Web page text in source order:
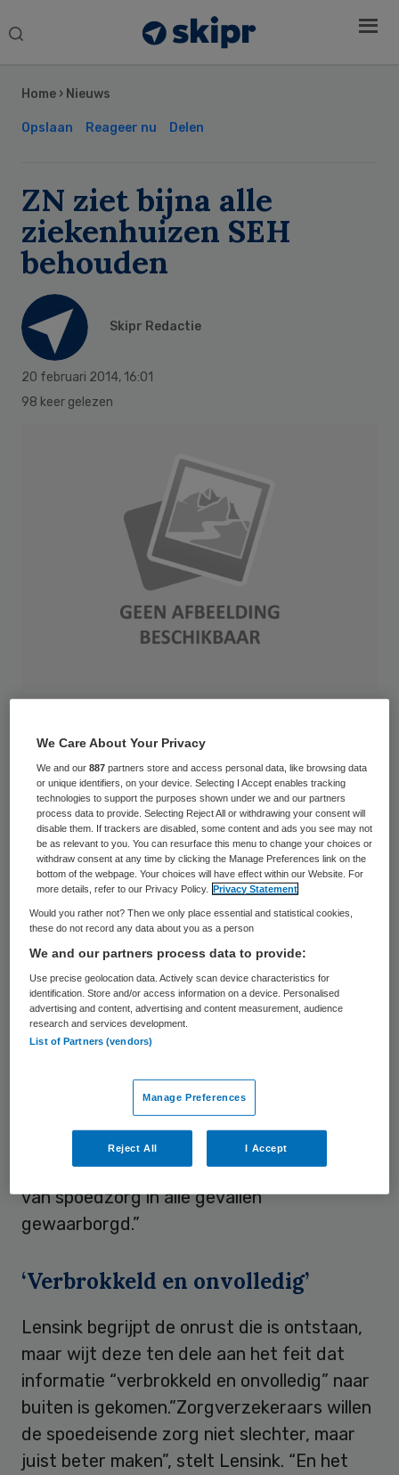
Search
Home › Nieuws
Opslaan Reageer nu Delen
ZN ziet bijna alle
ziekenhuizen SEH
behouden
Skipr Redactie
20 februari 2014, 16:01
98 keer gelezen
spoedeisende hulp (SEH) behouden. Wel
zullen de profielen uiteenlopen van een
basisvoorziening tot een complete SEH met
alle bijbehorende voorzieningen.
Dat zegt Marianne Lensink, directeur Zorg
op de recente ophef over plannen van de
zorgverzekeraars voor de concentratie van
complexe spoedeisende zorg. Volgens
Lensink wordt in de media ten onrechte de
indruk gewekt dat veel ziekenhuizen hun
gebied, met veel ziekenhuizen relatief dicht
bij elkaar, kan het zijn dat niet meer ieder
ziekenhuis spoedzorg aanbiedt. Maar ook
dan is de goede en snelle bereikbaarheid
van spoedzorg in alle gevallen
gewaarborgd.”
‘Verbrokkeld en onvolledig’
Lensink begrijpt de onrust die is ontstaan,
maar wijt deze ten dele aan het feit dat
informatie “verbrokkeld en onvolledig” naar
buiten is gekomen.”Zorgverzekeraars willen
de spoedeisende zorg niet slechter, maar
juist beter maken”, stelt Lensink. “En het
Sidebar
We Care About Your Privacy
We and our887 partners store and access personal data, like browsing data
or unique identifiers, on your device. Selecting I Accept enables tracking
technologies to support the purposes shown under we and our partners
process data to provide. Selecting Reject All or withdrawing your consent will
disable them. If trackers are disabled, some content and ads you see may not
be as relevant to you. You can resurface this menu to change your choices or
withdraw consent at any time by clicking the Manage Preferences link on the
bottom of the webpage. Your choices will have effect within our Website. For
more details, refer to our Privacy Policy.
Privacy Statement
Would you rather not? Then we only place essential and statistical cookies,
these do not record any data about you as a person
We and our partners process data to provide:
Use precise geolocation data. Actively scan device characteristics for
identification. Store and/or access information on a device. Personalised
advertising and content, advertising and content measurement, audience
research and services development.
List of Partners (vendors)
Manage Preferences
Reject All I Accept